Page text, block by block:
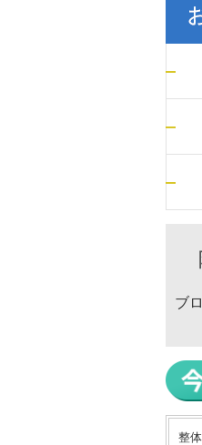
ブ
整